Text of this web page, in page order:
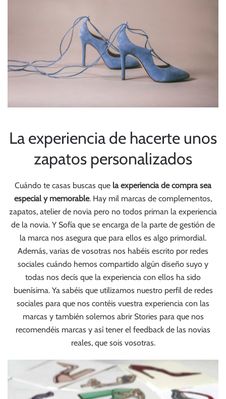
La experiencia de hacerte unos
zapatos personalizados
Cuándo te casas buscas que la experiencia de compra sea
especial y memorable. Hay mil marcas de complementos,
zapatos, atelier de novia pero no todos priman la experiencia
de la novia. Y Sofía que se encarga de la parte de gestión de
la marca nos asegura que para ellos es algo primordial.
Además, varias de vosotras nos habéis escrito por redes
sociales cuándo hemos compartido algún diseño suyo y
todas nos decís que la experiencia con ellos ha sido
buenísima. Ya sabéis que utilizamos nuestro perfil de redes
sociales para que nos contéis vuestra experiencia con las
marcas y también solemos abrir Stories para que nos
recomendéis marcas y así tener el feedback de las novias
reales, que sois vosotras.